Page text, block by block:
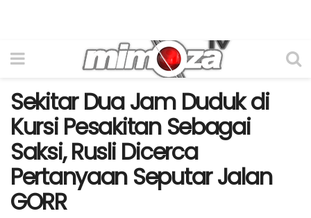
Sekitar Dua Jam Duduk di
Kursi Pesakitan Sebagai
Saksi, Rusli Dicerca
Pertanyaan Seputar Jalan
GORR